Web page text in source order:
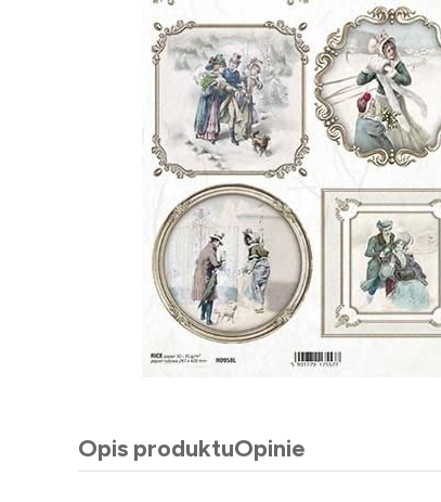
Opis produktuOpinie